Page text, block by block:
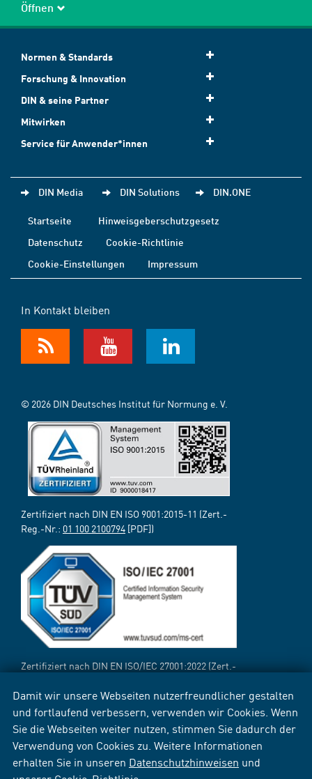
Damit wir unsere Webseiten nutzerfreundlicher gestalten
und fortlaufend verbessern, verwenden wir Cookies. Wenn
Sie die Webseiten weiter nutzen, stimmen Sie dadurch der
Verwendung von Cookies zu. Weitere Informationen
erhalten Sie in unseren Datenschutzhinweisen und
Öffnen
Normen & Standards
Forschung & Innovation
DIN & seine Partner
Mitwirken
Service für Anwender*innen
DIN Media DIN Solutions DIN.ONE
Startseite
Hinweisgeberschutzgesetz
Datenschutz
Cookie-Richtlinie
Cookie-Einstellungen
Impressum
In Kontakt bleiben
© 2026 DIN Deutsches Institut für Normung e. V.
Zertifiziert nach DIN EN ISO 9001:2015-11 (Zert.-
Reg.-Nr.: 01 100 2100794 [PDF])
Zertifiziert nach DIN EN ISO/IEC 27001:2022 (Zert.-